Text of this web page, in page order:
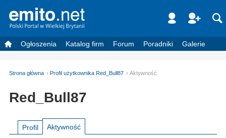
Ogłoszenia Katalog firm Forum Poradniki Galerie
Strona główna Profil użytkownika Red_Bull87 Aktywność
Red_Bull87
Profil Aktywność